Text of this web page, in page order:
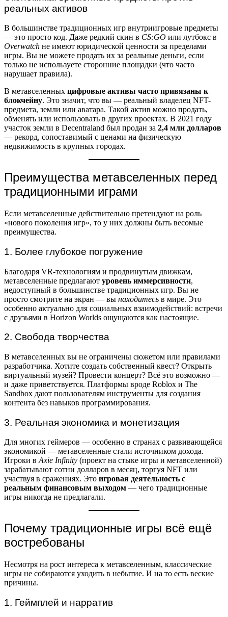
реальных активов
В большинстве традиционных игр внутриигровые предметы
— это просто код. Даже редкий скин в CS:GO или лутбокс в
Overwatch не имеют юридической ценности за пределами
игры. Вы не можете продать их за реальные деньги, если
только не используете сторонние площадки (что часто
нарушает правила).
В метавселенных цифровые активы часто привязаны к
блокчейну. Это значит, что вы — реальный владелец NFT-
предмета, земли или аватара. Такой актив можно продать,
обменять или использовать в других проектах. В 2021 году
участок земли в Decentraland был продан за 2,4 млн долларов
— рекорд, сопоставимый с ценами на физическую
недвижимость в крупных городах.
Преимущества метавселенных перед
традиционными играми
Если метавселенные действительно претендуют на роль
«нового поколения игр», то у них должны быть весомые
преимущества.
1. Более глубокое погружение
Благодаря VR-технологиям и продвинутым движкам,
метавселенные предлагают уровень иммерсивности,
недоступный в большинстве традиционных игр. Вы не
просто смотрите на экран — вы находитесь в мире. Это
особенно актуально для социальных взаимодействий: встречи
с друзьями в Horizon Worlds ощущаются как настоящие.
2. Свобода творчества
В метавселенных вы не ограничены сюжетом или правилами
разработчика. Хотите создать собственный квест? Открыть
виртуальный музей? Провести концерт? Всё это возможно —
и даже приветствуется. Платформы вроде Roblox и The
Sandbox дают пользователям инструменты для создания
контента без навыков программирования.
3. Реальная экономика и монетизация
Для многих геймеров — особенно в странах с развивающейся
экономикой — метавселенные стали источником дохода.
Игроки вAxie Infinity (проект на стыке игры и метавселенной)
зарабатывают сотни долларов в месяц, торгуя NFT или
участвуя в сражениях. Это игровая деятельность с
реальным финансовым выходом — чего традиционные
игры никогда не предлагали.
Почему традиционные игры всё ещё
востребованы
Несмотря на рост интереса к метавселенным, классические
игры не собираются уходить в небытие. И на то есть веские
причины.
1. Геймплей и нарратив